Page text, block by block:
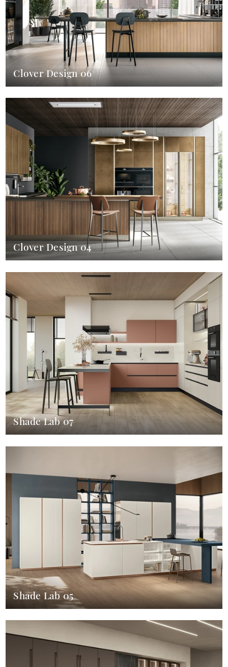
Clover Design 06
Clover Design 04
Shade Lab 07
Shade Lab 05